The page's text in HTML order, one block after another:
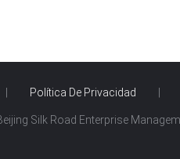
Política De Privacidad
Silk Road Enterprise